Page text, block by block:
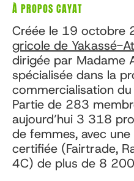
À PROPOS CAYAT
Créée le 19 octobre
gricole de Yakassé-
dirigée par Madame
spécialisée dans la
commercialisation
Partie de 283
aujourd’hui 3 318
de femmes, avec
certifiée (Fairtrade,
4C) de plus de 8